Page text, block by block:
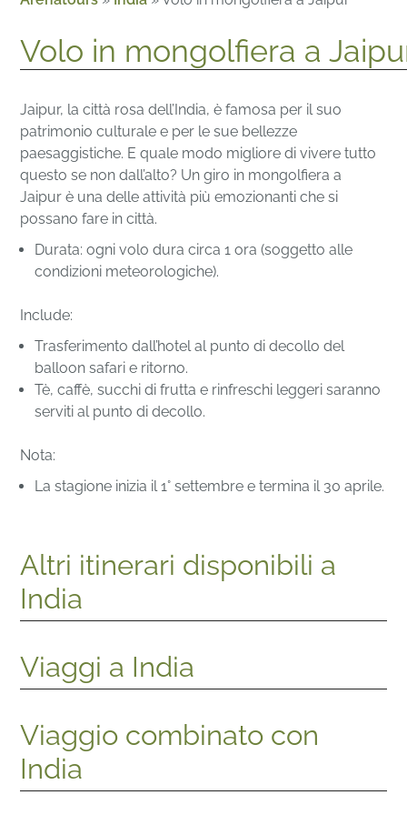
Volo in mongolfiera a
Jaipur, la città rosa dell’India, è famosa per il suo
patrimonio culturale e per le sue bellezze
paesaggistiche. E quale modo migliore di vivere tutto
questo se non dall’alto? Un giro in mongolfiera a
Jaipur è una delle attività più emozionanti che si
possano fare in città.
Durata: ogni volo dura circa 1 ora (soggetto alle
condizioni meteorologiche).
Include:
Trasferimento dall’hotel al punto di decollo del
balloon safari e ritorno.
Tè, caffè, succhi di frutta e rinfreschi leggeri saranno
serviti al punto di decollo.
Nota:
La stagione inizia il 1° settembre e termina il 30 aprile.
Altri itinerari disponibili a
India
Viaggi a India
Viaggio combinato con
India